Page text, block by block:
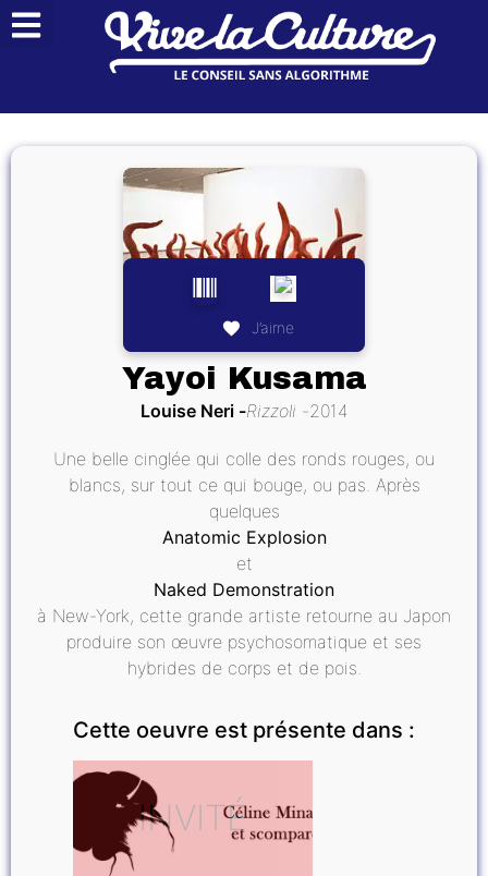
J’aime
Yayoi Kusama
Louise Neri Rizzoli 2014
Une belle cinglée qui colle des ronds rouges, ou
blancs, sur tout ce qui bouge, ou pas. Après
quelques
Anatomic Explosion
et
Naked Demonstration
à New-York, cette grande artiste retourne au Japon
produire son œuvre psychosomatique et ses
hybrides de corps et de pois.
Cette oeuvre est présente dans :
INVITÉ